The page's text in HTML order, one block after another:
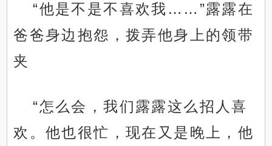
“他是不是不喜欢我……”露露在
爸爸身边抱怨，拨弄他身上的领带
夹
“怎么会，我们露露这么招人喜
欢。他也很忙，现在又是晚上，他